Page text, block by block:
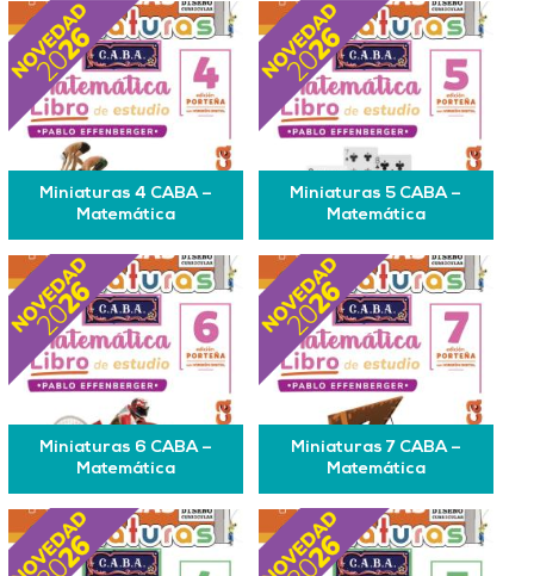
Miniaturas 4 CABA –
Matemática
Miniaturas 5 CABA –
Matemática
Miniaturas 6 CABA –
Matemática
Miniaturas 7 CABA –
Matemática